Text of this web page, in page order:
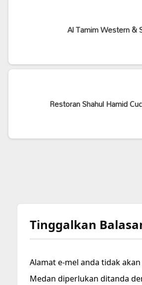
Al Tamim Western &
Restoran Shahul Hamid
Tinggalkan
Alamat e-mel anda tidak
Medan diperlukan ditanda